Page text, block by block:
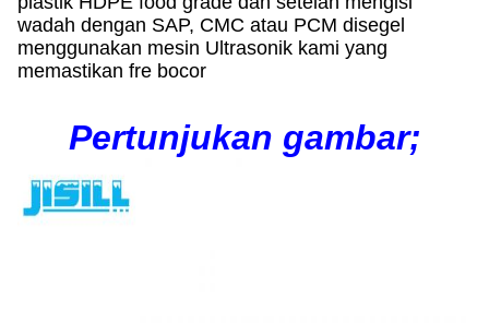
wadah dengan SAP, CMC atau PCM disegel
menggunakan mesin Ultrasonik kami yang
memastikan fre bocor
Pertunjukan gambar;